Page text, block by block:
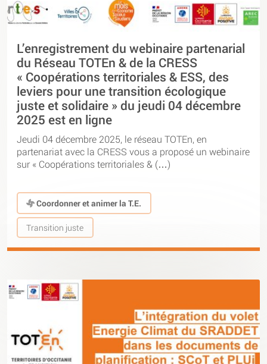
L’enregistrement du webinaire partenarial
du Réseau TOTEn & de la CRESS
« Coopérations territoriales & ESS, des
leviers pour une transition écologique
juste et solidaire » du jeudi 04 décembre
2025 est en ligne
Jeudi 04 décembre 2025, le réseau TOTEn, en
partenariat avec la CRESS vous a proposé un webinaire
sur « Coopérations territoriales & (…)
Coordonner et animer la T.E.
Transition juste